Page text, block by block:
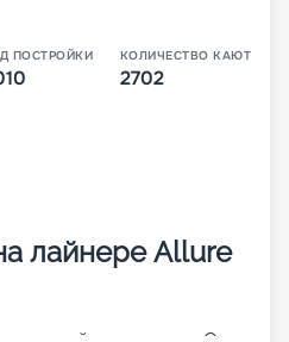
ПОСТРОЙКИ КОЛИЧЕСТВО КАЮТ
2702
лайнере Allure